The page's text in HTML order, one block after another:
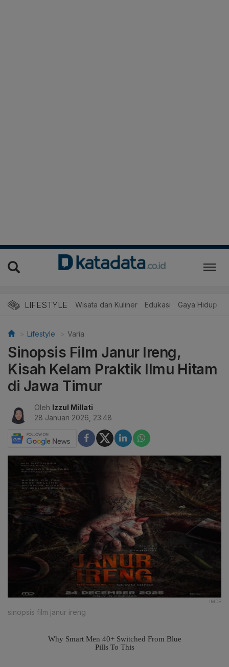
LIFESTYLE Wisata dan Kuliner Edukasi Gaya Hidup
Lifestyle Varia
Sinopsis Film Janur Ireng,
Kisah Kelam Praktik Ilmu Hitam
di Jawa Timur
Oleh Izzul Millati
28 Januari 2026, 23:48
IMDB
sinopsis film janur ireng